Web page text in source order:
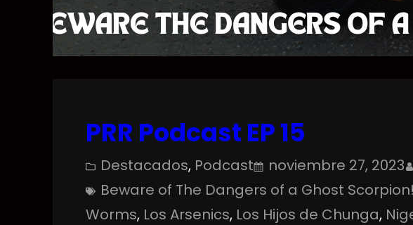
PRR Podcast EP 15
Destacados, Podcast noviembre 27, 2023
Beware of The Dangers of a Ghost
Worms, Los Arsenics, Los Hijos de Chunga,